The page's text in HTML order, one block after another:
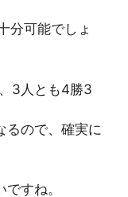
分可能でしょ
3人とも4勝3
るので、確実に
すね。